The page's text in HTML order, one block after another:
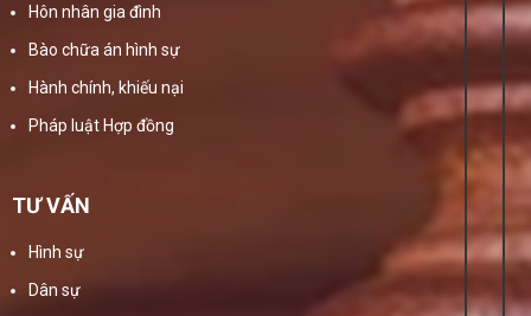
Hôn nhân gia đình
Bào chữa án hình sự
Hành chính, khiếu nại
Pháp luật Hợp đồng
TƯ VẤN
Hình sự
Dân sự